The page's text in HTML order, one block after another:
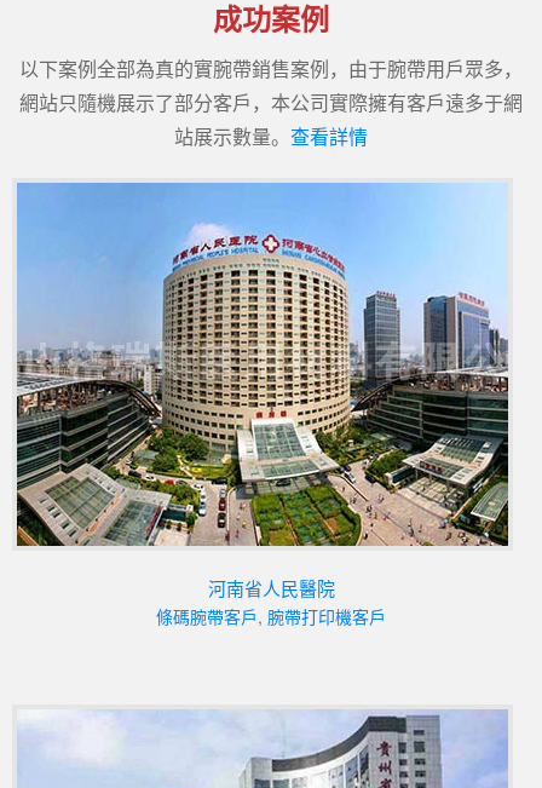
成功案例
以下案例全部為真的實腕帶銷售案例，由于腕帶用戶眾多，
網站只隨機展示了部分客戶，本公司實際擁有客戶遠多于網
站展示數量。 查看詳情
河南省人民醫院
條碼腕帶客戶, 腕帶打印機客戶